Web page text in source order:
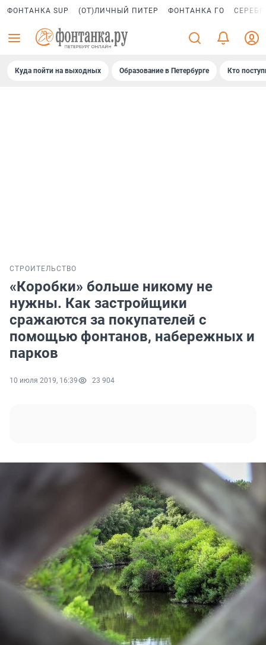
ФОНТАНКА SUP (ОТ)ЛИЧНЫЙ ПИТЕР ФОНТАНКА ГО
Куда пойти на выходных Образование в Петербурге Кто
СТРОИТЕЛЬСТВО
«Коробки» больше никому не
нужны. Как застройщики
сражаются за покупателей с
помощью фонтанов, набережных и
парков
10 июля 2019, 16:39 23 904